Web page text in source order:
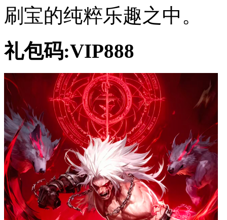
刷宝的纯粹乐趣之中。
礼包码:VIP888